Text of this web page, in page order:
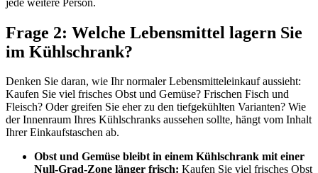
Frage 2: Welche Lebensmittel lagern Sie
im Kühlschrank?
Denken Sie daran, wie Ihr normaler Lebensmitteleinkauf aussieht:
Kaufen Sie viel frisches Obst und Gemüse? Frischen Fisch und
Fleisch? Oder greifen Sie eher zu den tiefgekühlten Varianten? Wie
der Innenraum Ihres Kühlschranks aussehen sollte, hängt vom Inhalt
Ihrer Einkaufstaschen ab.
Obst und Gemüse bleibt in einem Kühlschrank mit einer
Null-Grad-Zone länger frisch: Kaufen Sie viel frisches Obst